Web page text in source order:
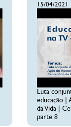
15/04/2021
Luta
educação |
da Vida |
parte 8